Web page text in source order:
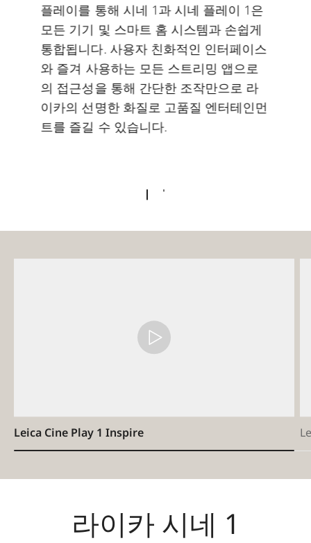
플레이를 통해 시네 1과 시네 플레이 1은
모든 기기 및 스마트 홈 시스템과 손쉽게
통합됩니다. 사용자 친화적인 인터페이스
와 즐겨 사용하는 모든 스트리밍 앱으로
의 접근성을 통해 간단한 조작만으로 라
이카의 선명한 화질로 고품질 엔터테인먼
트를 즐길 수 있습니다.
Leica Cine Play 1 Inspire
라이카 시네 1